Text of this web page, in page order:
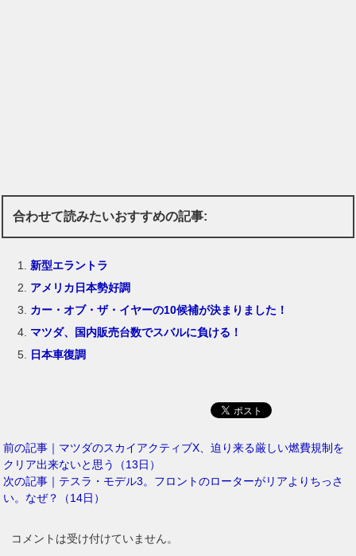
合わせて読みたいおすすめの記事:
新型エラントラ
アメリカ日本勢好調
カー・オブ・ザ・イヤーの10候補が決まりました！
マツダ、国内販売台数でスバルに負ける！
日本車復調
前の記事｜マツダのスカイアクティブX、迫り来る厳しい燃費規制を
クリア出来ないと思う（13日）
次の記事｜テスラ・モデル3。フロントのローターがリアよりちっさ
い。なぜ？（14日）
コメントは受け付けていません。